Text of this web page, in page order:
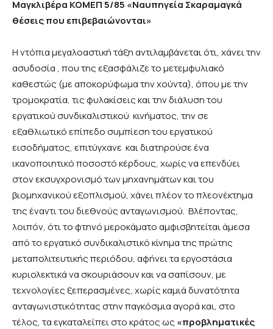
Μαγκλιβέρα ΚΟΜΕΠ 5/85 «Ναυπηγεία Σκαραμαγκά
θέσεις που επιβεβαιώνονται»
Η ντόπια μεγαλοαστική τάξη αντιλαμβάνεται ότι, χάνει την
ασυδοσία , που της εξασφάλιζε το μετεμφυλιακό
καθεστώς (με αποκορύφωμα την χούντα), όπου με την
τρομοκρατία, τις φυλακίσεις και την διάλυση του
εργατικού συνδικαλιστικού κινήματος, την σε
εξαθλιωτικό επίπεδο συμπίεση του εργατικού
εισοδήματος, επιτύγχανε και διατηρούσε ένα
ικανοποιητικό ποσοστό κέρδους, χωρίς να επενδύει
στον εκσυγχρονισμό των μηχανημάτων και του
βιομηχανικού εξοπλισμού, χάνει πλέον το πλεονέκτημα
της έναντι του διεθνούς ανταγωνισμού. Βλέποντας,
λοιπόν, ότι το φτηνό μεροκάματο αμφισβητείται άμεσα
από το εργατικό συνδικαλιστικό κίνημα της πρώτης
μεταπολιτευτικής περιόδου, αφήνει τα εργοστάσια
κυριολεκτικά να σκουριάσουν και να σαπίσουν, με
τεχνολογίες ξεπερασμένες, χωρίς καμιά δυνατότητα
ανταγωνιστικότητας στην παγκόσμια αγορά και, στο
τέλος, τα εγκαταλείπει στο κράτος ως «προβληματικές